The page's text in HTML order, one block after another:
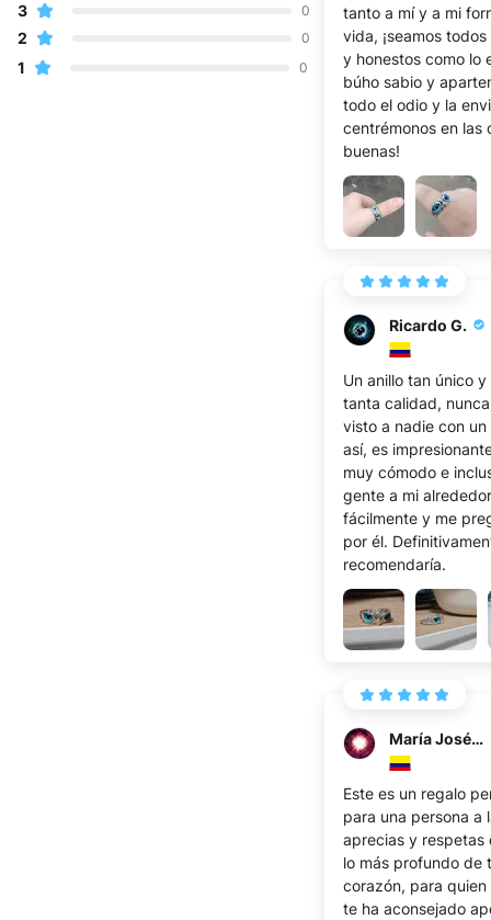
3 0
2 0
1 0
tanto a mí y a mi
vida, ¡seamos
y honestos como lo
búho sabio y
todo el odio y la
centrémonos en las
buenas!
Ricardo G.
Un anillo tan único y
tanta calidad,
visto a nadie con un
así, es
muy cómodo e
gente a mi
fácilmente y me
por él.
recomendaría.
María José B.
Este es un regalo
para una persona a
aprecias y respetas
lo más profundo de
corazón, para quien
te ha aconsejado